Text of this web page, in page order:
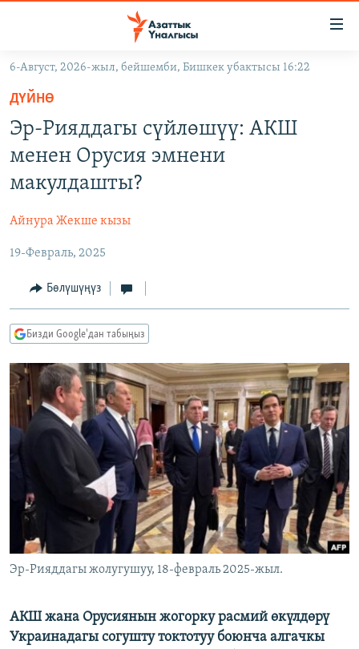
Навигацияга
өтүңүз
Издөөгө
салыңыз
ЖАҢЫЛЫКТАР
МАДАНИЯТ
ДҮЙНӨ
ТВ ПРОГРАММАЛАР
БҮГҮН АЗАТТЫКТА
ЭКСПЕРТТЕР ТАЛДАЙТ
ДАНИСТЕ
ЭЖЕ-СИҢДИЛЕР
АЗАТТЫК+
ЫҢГАЙСЫЗ СУРООЛОР
ПОДКАСТ
ӨЗГӨЧӨ ПИКИР
Русский
ОНЛАЙН ШЕРИНЕ
ЭЕ/АРнун бардык сайттары
6-Август, 2026-жыл, бейшемби, Бишкек убактысы 16:22
ДҮЙНӨ
Эр-Рияддагы сүйлөшүү: АКШ
менен Орусия эмнени
макулдашты?
Айнура Жекше кызы
19-Февраль, 2025
Бөлүшүңүз
Бизди Google'дан табыңыз
Эр-Рияддагы жолугушуу, 18-февраль 2025-жыл.
АКШ жана Орусиянын жогорку расмий өкүлдөрү
Украинадагы согушту токтотуу боюнча алгачкы